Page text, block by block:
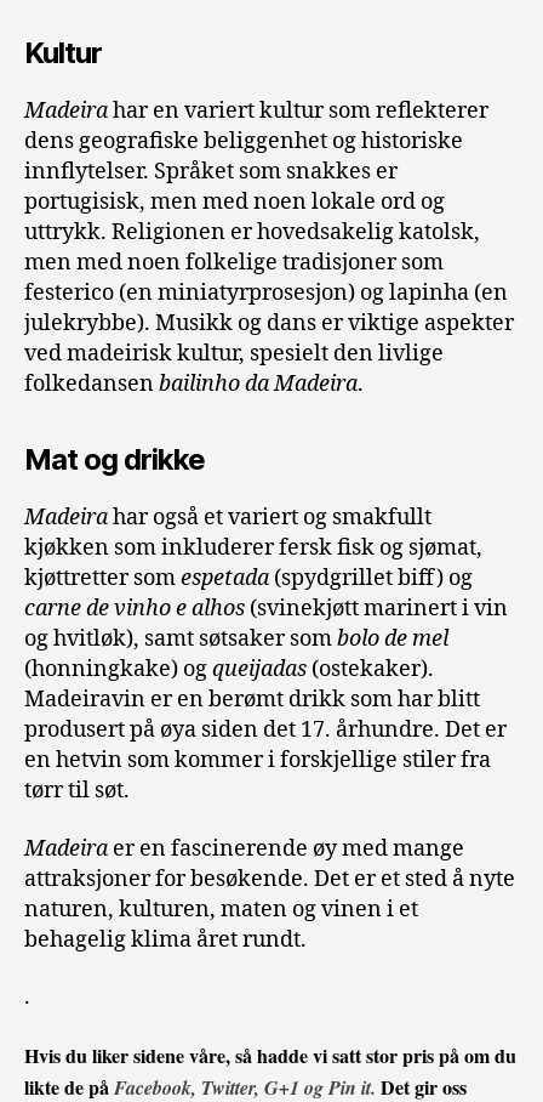
Kultur
Madeirahar en variert kultur som reflekterer
dens geografiske beliggenhet og historiske
innflytelser. Språket som snakkes er
portugisisk, men med noen lokale ord og
uttrykk. Religionen er hovedsakelig katolsk,
men med noen folkelige tradisjoner som
festerico (en miniatyrprosesjon) og lapinha (en
julekrybbe). Musikk og dans er viktige aspekter
ved madeirisk kultur, spesielt den livlige
folkedansenbailinho da Madeira.
Mat og drikke
Madeirahar også et variert og smakfullt
kjøkken som inkluderer fersk fisk og sjømat,
kjøttretter somespetada (spydgrillet biff) og
carne de vinho e alhos (svinekjøtt marinert i vin
og hvitløk), samt søtsaker sombolo de mel
(honningkake) ogqueijadas (ostekaker).
Madeiravin er en berømt drikk som har blitt
produsert på øya siden det 17. århundre. Det er
en hetvin som kommer i forskjellige stiler fra
tørr til søt.
Madeira er en fascinerende øy med mange
attraksjoner for besøkende. Det er et sted å nyte
naturen, kulturen, maten og vinen i et
behagelig klima året rundt.
.
Hvis du liker sidene våre, så hadde vi satt stor pris på om du
likte de påFacebook, Twitter, G+1 og Pin it. Det gir oss